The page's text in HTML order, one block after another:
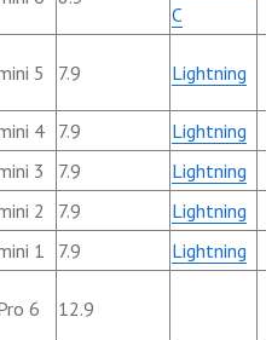
C
5 7.9 Lightning
4 7.9
Lightning
3 7.9
Lightning
2 7.9
Lightning
1 7.9
Lightning
6 12.9